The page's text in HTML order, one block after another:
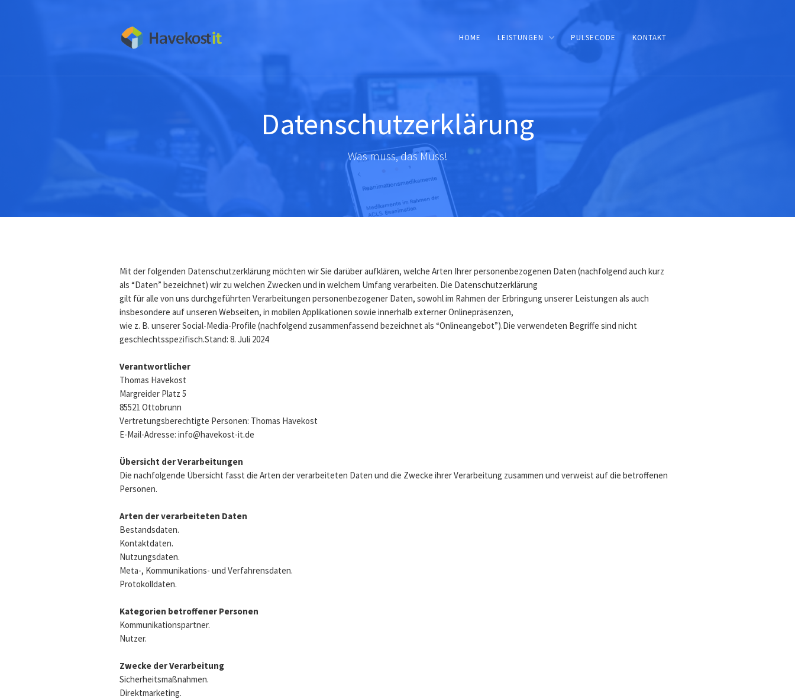
HOME LEISTUNGEN PULSECODE KONTAKT
Datenschutzerklärung
Was muss, das Muss!
Mit der folgenden Datenschutzerklärung möchten wir Sie darüber aufklären, welche Arten Ihrer personenbezogenen Daten (nachfolgend auch kurz
als “Daten” bezeichnet) wir zu welchen Zwecken und in welchem Umfang verarbeiten. Die Datenschutzerklärung
gilt für alle von uns durchgeführten Verarbeitungen personenbezogener Daten, sowohl im Rahmen der Erbringung unserer Leistungen als auch
insbesondere auf unseren Webseiten, in mobilen Applikationen sowie innerhalb externer Onlinepräsenzen,
wie z. B. unserer Social-Media-Profile (nachfolgend zusammenfassend bezeichnet als “Onlineangebot”).Die verwendeten Begriffe sind nicht
geschlechtsspezifisch.Stand: 8. Juli 2024
Verantwortlicher
Thomas Havekost
Margreider Platz 5
85521 Ottobrunn
Vertretungsberechtigte Personen: Thomas Havekost
E-Mail-Adresse: info@havekost-it.de
Übersicht der Verarbeitungen
Die nachfolgende Übersicht fasst die Arten der verarbeiteten Daten und die Zwecke ihrer Verarbeitung zusammen und verweist auf die betroffenen
Personen.
Arten der verarbeiteten Daten
Bestandsdaten.
Kontaktdaten.
Nutzungsdaten.
Meta-, Kommunikations- und Verfahrensdaten.
Protokolldaten.
Kategorien betroffener Personen
Kommunikationspartner.
Nutzer.
Zwecke der Verarbeitung
Sicherheitsmaßnahmen.
Direktmarketing.